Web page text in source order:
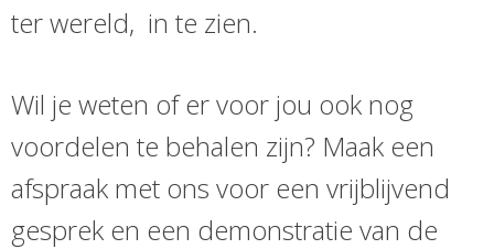
ter wereld, in te zien.
Wil je weten of er voor jou ook nog
voordelen te behalen zijn? Maak een
afspraak met ons voor een vrijblijvend
gesprek en een demonstratie van de